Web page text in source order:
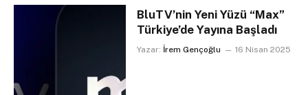
BluTV’nin Yeni Yüzü “Max”
Türkiye’de Yayına Başladı
Yazar: İrem Gençoğlu 16 Nisan 2025